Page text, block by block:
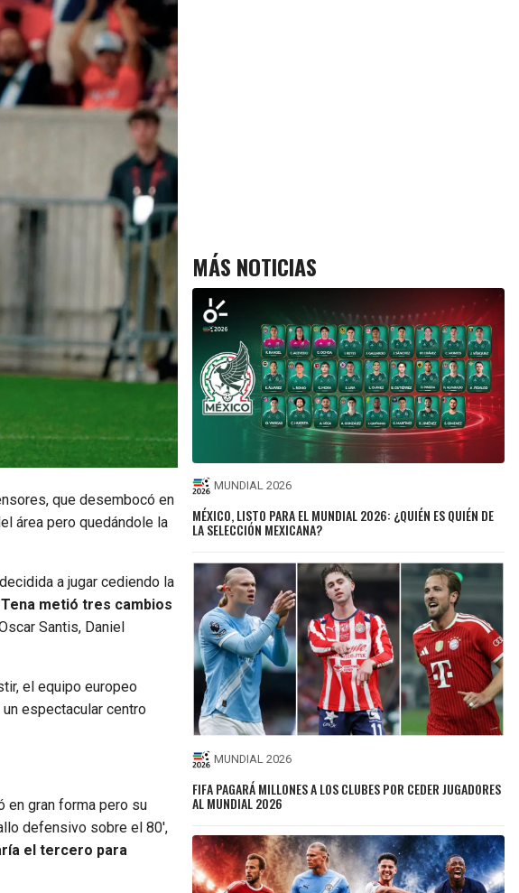
que desembocó en
área pero quedándole la
a jugar cediendo la
Tena metió tres cambios
Santis, Daniel
el equipo europeo
espectacular centro
en gran forma pero su
defensivo sobre el 80′,
el tercero para
MÁS NOTICIAS
MUNDIAL 2026
MÉXICO, LISTO PARA EL MUNDIAL 2026: ¿QUIÉN ES QUIÉN DE
LA SELECCIÓN MEXICANA?
MUNDIAL 2026
FIFA PAGARÁ MILLONES A LOS CLUBES POR CEDER JUGADORES
AL MUNDIAL 2026